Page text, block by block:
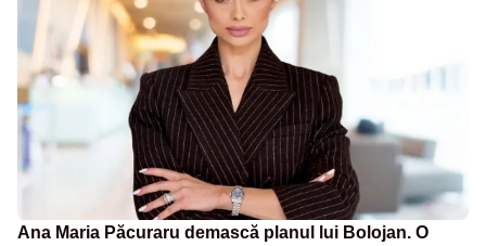
Ana Maria Păcuraru demască planul lui Bolojan. O